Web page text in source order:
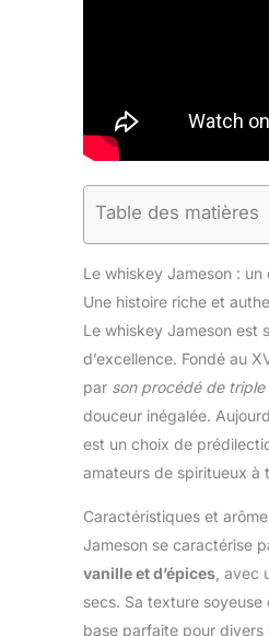
Table des matières
Le whiskey Jameson : un
Une histoire riche et
Le whiskey Jameson est
d’excellence. Fondé au
par son procédé de triple
douceur inégalée.
est un choix de
amateurs de spiritueux à
Caractéristiques et
Jameson se caractérise
vanille et d’épices ,
secs. Sa texture
base parfaite pour